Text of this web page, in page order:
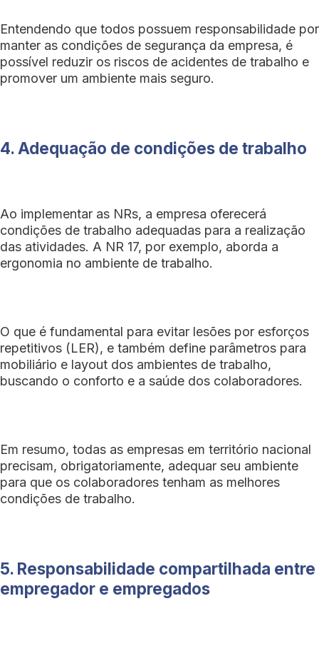
Entendendo que todos possuem responsabilidade por
manter as condições de segurança da empresa, é
possível reduzir os riscos de acidentes de trabalho e
promover um ambiente mais seguro.
4. Adequação de condições de trabalho
Ao implementar as NRs, a empresa oferecerá
condições de trabalho adequadas para a realização
das atividades. A NR 17, por exemplo, aborda a
ergonomia no ambiente de trabalho.
O que é fundamental para evitar lesões por esforços
repetitivos (LER), e também define parâmetros para
mobiliário e layout dos ambientes de trabalho,
buscando o conforto e a saúde dos colaboradores.
Em resumo, todas as empresas em território nacional
precisam, obrigatoriamente, adequar seu ambiente
para que os colaboradores tenham as melhores
condições de trabalho.
5. Responsabilidade compartilhada entre
empregador e empregados